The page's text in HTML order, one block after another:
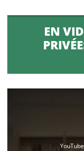
EN